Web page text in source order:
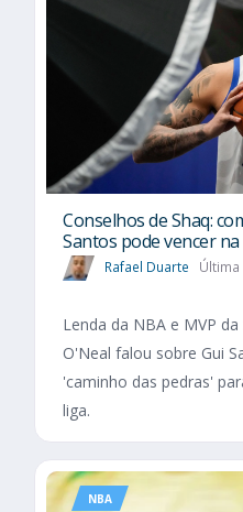
Conselhos de Shaq:
Santos pode vencer
Rafael Duarte
Lenda da NBA e MVP
O'Neal falou sobre Gui
'caminho das pedras'
liga.
NBA